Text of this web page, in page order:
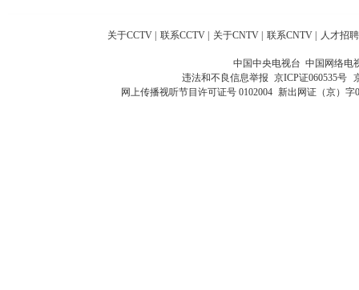
关于CCTV | 联系CCTV | 关于CNTV | 联系CNTV | 人才招聘
中国中央电视台 中国网络电
违法和不良信息举报 京ICP证060535号
网上传播视听节目许可证号 0102004 新出网证（京）